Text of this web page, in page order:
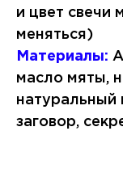
и цвет свечи
меняться)
Материалы:
масло мяты,
натуральный
заговор,